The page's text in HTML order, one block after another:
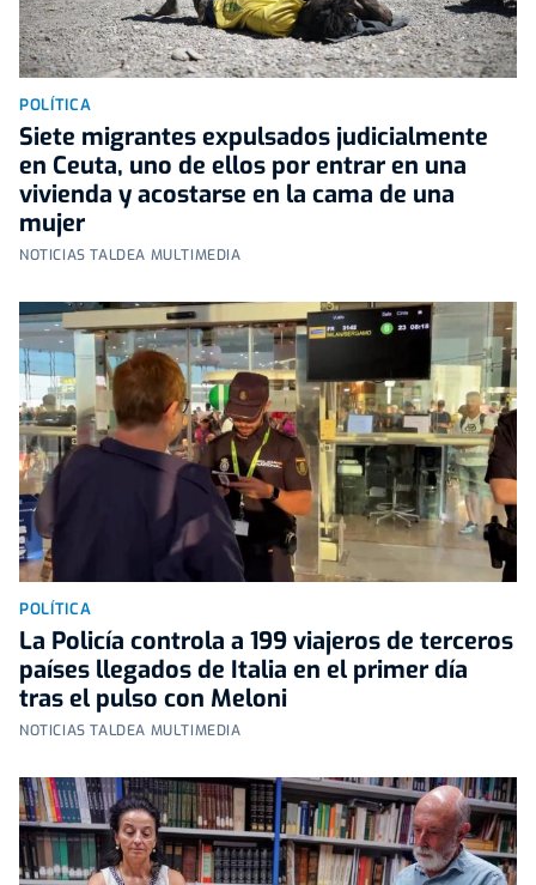
POLÍTICA
Siete migrantes expulsados judicialmente
en Ceuta, uno de ellos por entrar en una
vivienda y acostarse en la cama de una
mujer
NOTICIAS TALDEA MULTIMEDIA
POLÍTICA
La Policía controla a 199 viajeros de terceros
países llegados de Italia en el primer día
tras el pulso con Meloni
NOTICIAS TALDEA MULTIMEDIA